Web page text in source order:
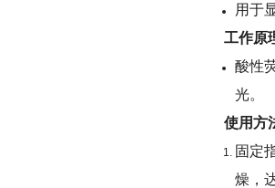
用于
工作原
酸性
光。
使用方
固定
燥，